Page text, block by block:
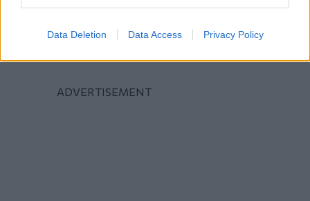
Data Deletion Data Access Privacy Policy